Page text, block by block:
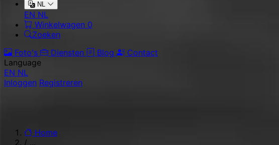
NL
EN NL
Winkelwagen 0
Zoeken
Foto's
Diensten Blog
Contact
Language
EN NL
Inloggen Registreren
Home
/ ...